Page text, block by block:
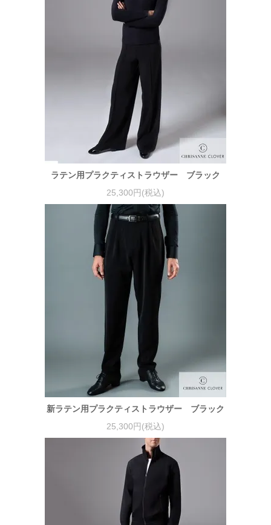
ラテン用プラクティストラウザー ブラック
25,300円(税込)
新ラテン用プラクティストラウザー ブラック
25,300円(税込)